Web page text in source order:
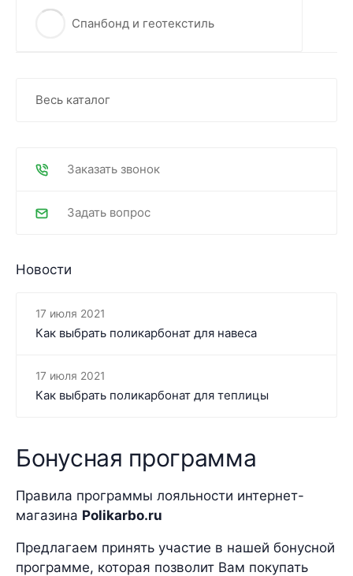
Спанбонд и геотекстиль
Весь каталог
Заказать звонок
Задать вопрос
Новости
17 июля 2021
Как выбрать поликарбонат для навеса
17 июля 2021
Как выбрать поликарбонат для теплицы
Бонусная программа
Правила программы лояльности интернет-
магазина Polikarbo.ru
Предлагаем принять участие в нашей бонусной
программе, которая позволит Вам покупать